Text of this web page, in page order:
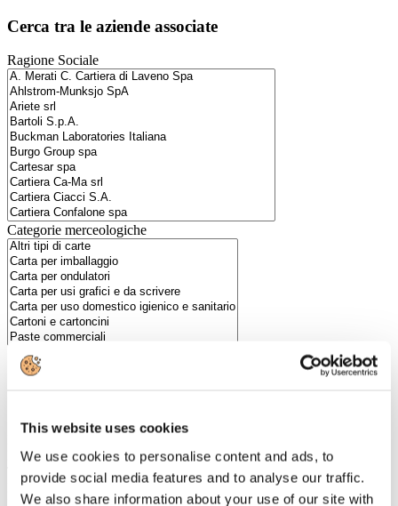
This website uses cookies
We use cookies to personalise content and ads, to
provide social media features and to analyse our traffic.
We also share information about your use of our site with
Cerca tra le aziende associate
Ragione Sociale
Categorie merceologiche
Bastioni di Porta Volta, 7 - 20121 Milano
Tel. +39 02-290.03018 r.a
Fax. +39 02-290.033.96